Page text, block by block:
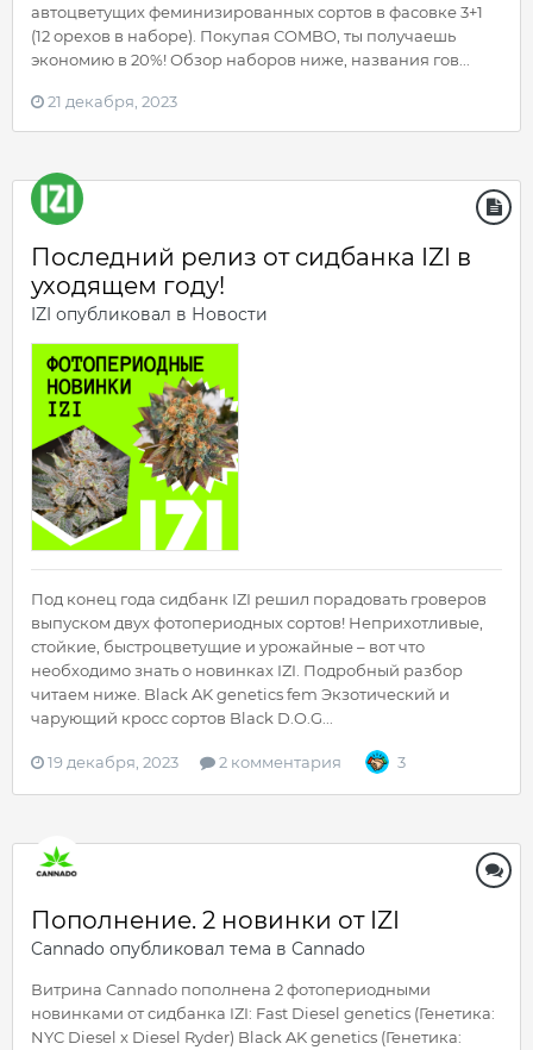
автоцветущих феминизированных сортов в фасовке 3+1
(12 орехов в наборе). Покупая COMBO, ты получаешь
экономию в 20%! Обзор наборов ниже, названия гов...
21 декабря, 2023
Последний релиз от сидбанка IZI в
уходящем году!
IZI опубликовал в Новости
Под конец года сидбанк IZI решил порадовать гроверов
выпуском двух фотопериодных сортов! Неприхотливые,
стойкие, быстроцветущие и урожайные – вот что
необходимо знать о новинках IZI. Подробный разбор
читаем ниже. Black AK genetics fem Экзотический и
чарующий кросс сортов Black D.O.G...
19 декабря, 2023 2 комментария 3
Пополнение. 2 новинки от IZI
Cannado опубликовал тема в Cannado
Витрина Cannado пополнена 2 фотопериодными
новинками от сидбанка IZI: Fast Diesel genetics (Генетика:
NYC Diesel x Diesel Ryder) Black AK genetics (Генетика: